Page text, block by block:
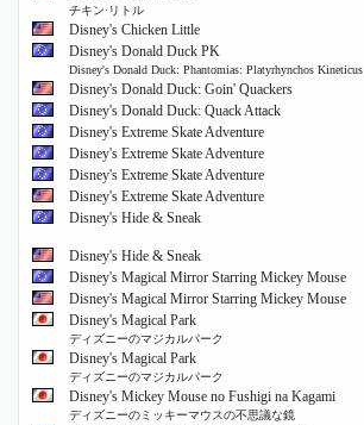
チキン·リトル
Disney's Chicken Little
Disney's Donald Duck PK
Disney's Donald Duck: Phantomias: Platyrhynchos Kineticus
Disney's Donald Duck: Goin' Quackers
Disney's Donald Duck: Quack Attack
Disney's Extreme Skate Adventure
Disney's Extreme Skate Adventure
Disney's Extreme Skate Adventure
Disney's Extreme Skate Adventure
Disney's Hide & Sneak
Disney's Hide & Sneak
Disney's Magical Mirror Starring Mickey Mouse
Disney's Magical Mirror Starring Mickey Mouse
Disney's Magical Park
ディズニーのマジカルパーク
Disney's Magical Park
ディズニーのマジカルパーク
Disney's Mickey Mouse no Fushigi na Kagami
ディズニーのミッキーマウスの不思議な鏡